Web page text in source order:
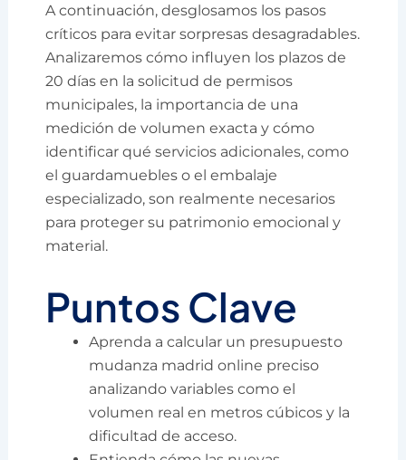
A continuación, desglosamos los pasos
críticos para evitar sorpresas desagradables.
Analizaremos cómo influyen los plazos de
20 días en la solicitud de permisos
municipales, la importancia de una
medición de volumen exacta y cómo
identificar qué servicios adicionales, como
el guardamuebles o el embalaje
especializado, son realmente necesarios
para proteger su patrimonio emocional y
material.
Puntos Clave
Aprenda a calcular un presupuesto
mudanza madrid online preciso
analizando variables como el
volumen real en metros cúbicos y la
dificultad de acceso.